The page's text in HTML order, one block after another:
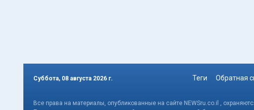
Суббота, 08 августа 2026 г. Теги Обратная
Все права на материалы, опубликованные на сайте NEWSru.co.il ,